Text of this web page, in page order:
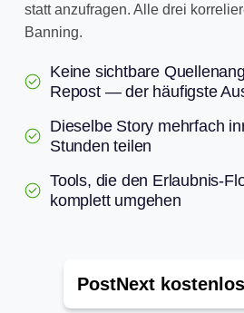
statt anzufragen. Alle drei
Banning.
Keine sichtbare
Repost — der häufigste
Dieselbe Story mehrfach
Stunden teilen
Tools, die den Erlaubnis-
komplett umgehen
PostNext